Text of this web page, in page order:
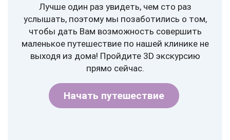
Лучше один раз увидеть, чем сто раз
услышать, поэтому мы позаботились о том,
чтобы дать Вам возможность совершить
маленькое путешествие по нашей клинике не
выходя из дома! Пройдите 3D экскурсию
прямо сейчас.
Начать путешествие